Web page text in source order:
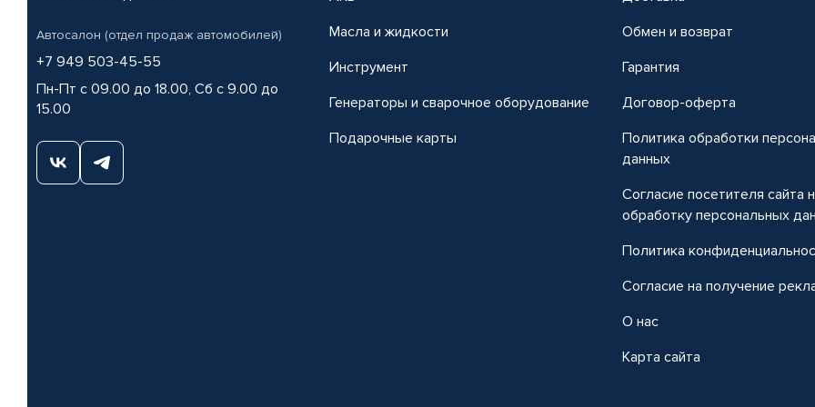
Автосалон (отдел продаж автомобилей)
+7 949 503-45-55
Пн-Пт с 09.00 до 18.00, Сб с 9.00 до
15.00
Масла и жидкости
Инструмент
Генераторы и сварочное оборудование
Подарочные карты
Обмен и возврат
Гарантия
Договор-оферта
Политика обработки
данных
Согласие посетителя сайта
обработку персональных
Политика
Согласие на получение
О нас
Карта сайта